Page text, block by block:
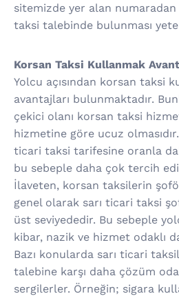
sitemizde yer alan
taksi talebinde bulunması
Korsan Taksi Kullanmak
Yolcu açısından korsan taksi
avantajları bulunmaktadır.
çekici olanı korsan taksi
hizmetine göre ucuz
ticari taksi tarifesine oranla
bu sebeple daha çok tercih
İlaveten, korsan taksilerin
genel olarak sarı ticari taksi
üst seviyededir. Bu sebeple
kibar, nazik ve hizmet odaklı
Bazı konularda sarı ticari
talebine karşı daha çözüm
sergilerler. Örneğin; sigara